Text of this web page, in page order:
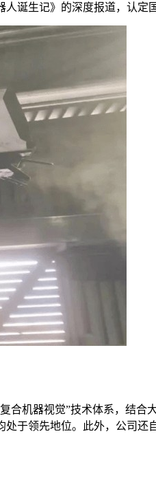
生记》的深度报道，认定
机器视觉”技术体系，结
于领先地位。此外，公司